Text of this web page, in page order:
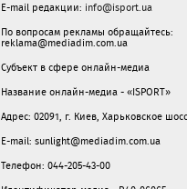
E-mail редакции: info@isport.ua
По вопросам рекламы обращайтесь:
reklama@mediadim.com.ua
Субъект в сфере онлайн-медиа
Название онлайн-медиа - «ISPORT»
Адрес: 02091, г. Киев, Харьковское
E-mail: sunlight@mediadim.com.ua
Телефон: 044-205-43-00